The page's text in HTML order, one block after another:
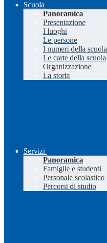
Scuola
Panoramica
Presentazione
I luoghi
Le persone
I numeri della scuola
Le carte della scuola
Organizzazione
La storia
Servizi
Panoramica
Famiglie e studenti
Personale scolastico
Percorsi di studio